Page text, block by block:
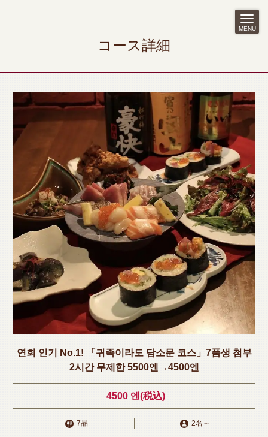
MENU
コース詳細
연회 인기 No.1! 「귀족이라도 담소문 코스」7품생 첨부
2시간 무제한 5500엔→4500엔
4500 엔 (税込)
7品 2名 ～